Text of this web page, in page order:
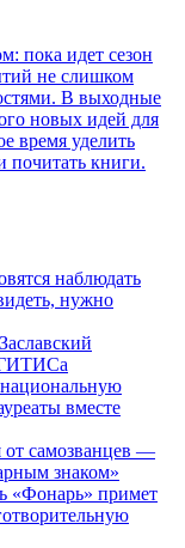
пока идет сезон
не слишком
В выходные
новых идей для
время уделить
почитать книги.
наблюдать
нужно
ГИТИСа
вместе
самозванцев —
знаком»
«Фонарь» примет